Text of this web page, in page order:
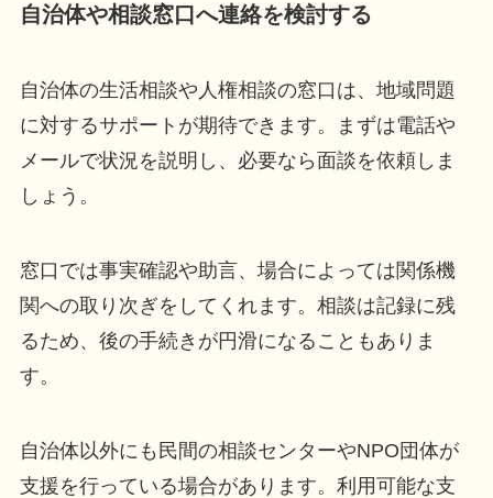
自治体や相談窓口へ連絡を検討する
自治体の生活相談や人権相談の窓口は、地域問題
に対するサポートが期待できます。まずは電話や
メールで状況を説明し、必要なら面談を依頼しま
しょう。
窓口では事実確認や助言、場合によっては関係機
関への取り次ぎをしてくれます。相談は記録に残
るため、後の手続きが円滑になることもありま
す。
自治体以外にも民間の相談センターやNPO団体が
支援を行っている場合があります。利用可能な支